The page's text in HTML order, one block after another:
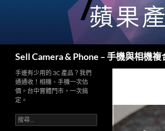
Sell Camera & Phone – 手機與相機複
手邊有少用的 3C 產品？我們
通通收！相機、手機一次估
價。台中實體門市，一次搞
定。
搜
尋